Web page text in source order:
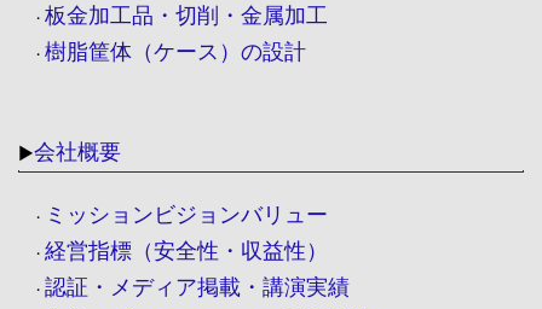
・ 板金加工品・切削・金属加工
・ 樹脂筐体（ケース）の設計
▶会社概要
・ ミッションビジョンバリュー
・ 経営指標（安全性・収益性）
・ 認証・メディア掲載・講演実績